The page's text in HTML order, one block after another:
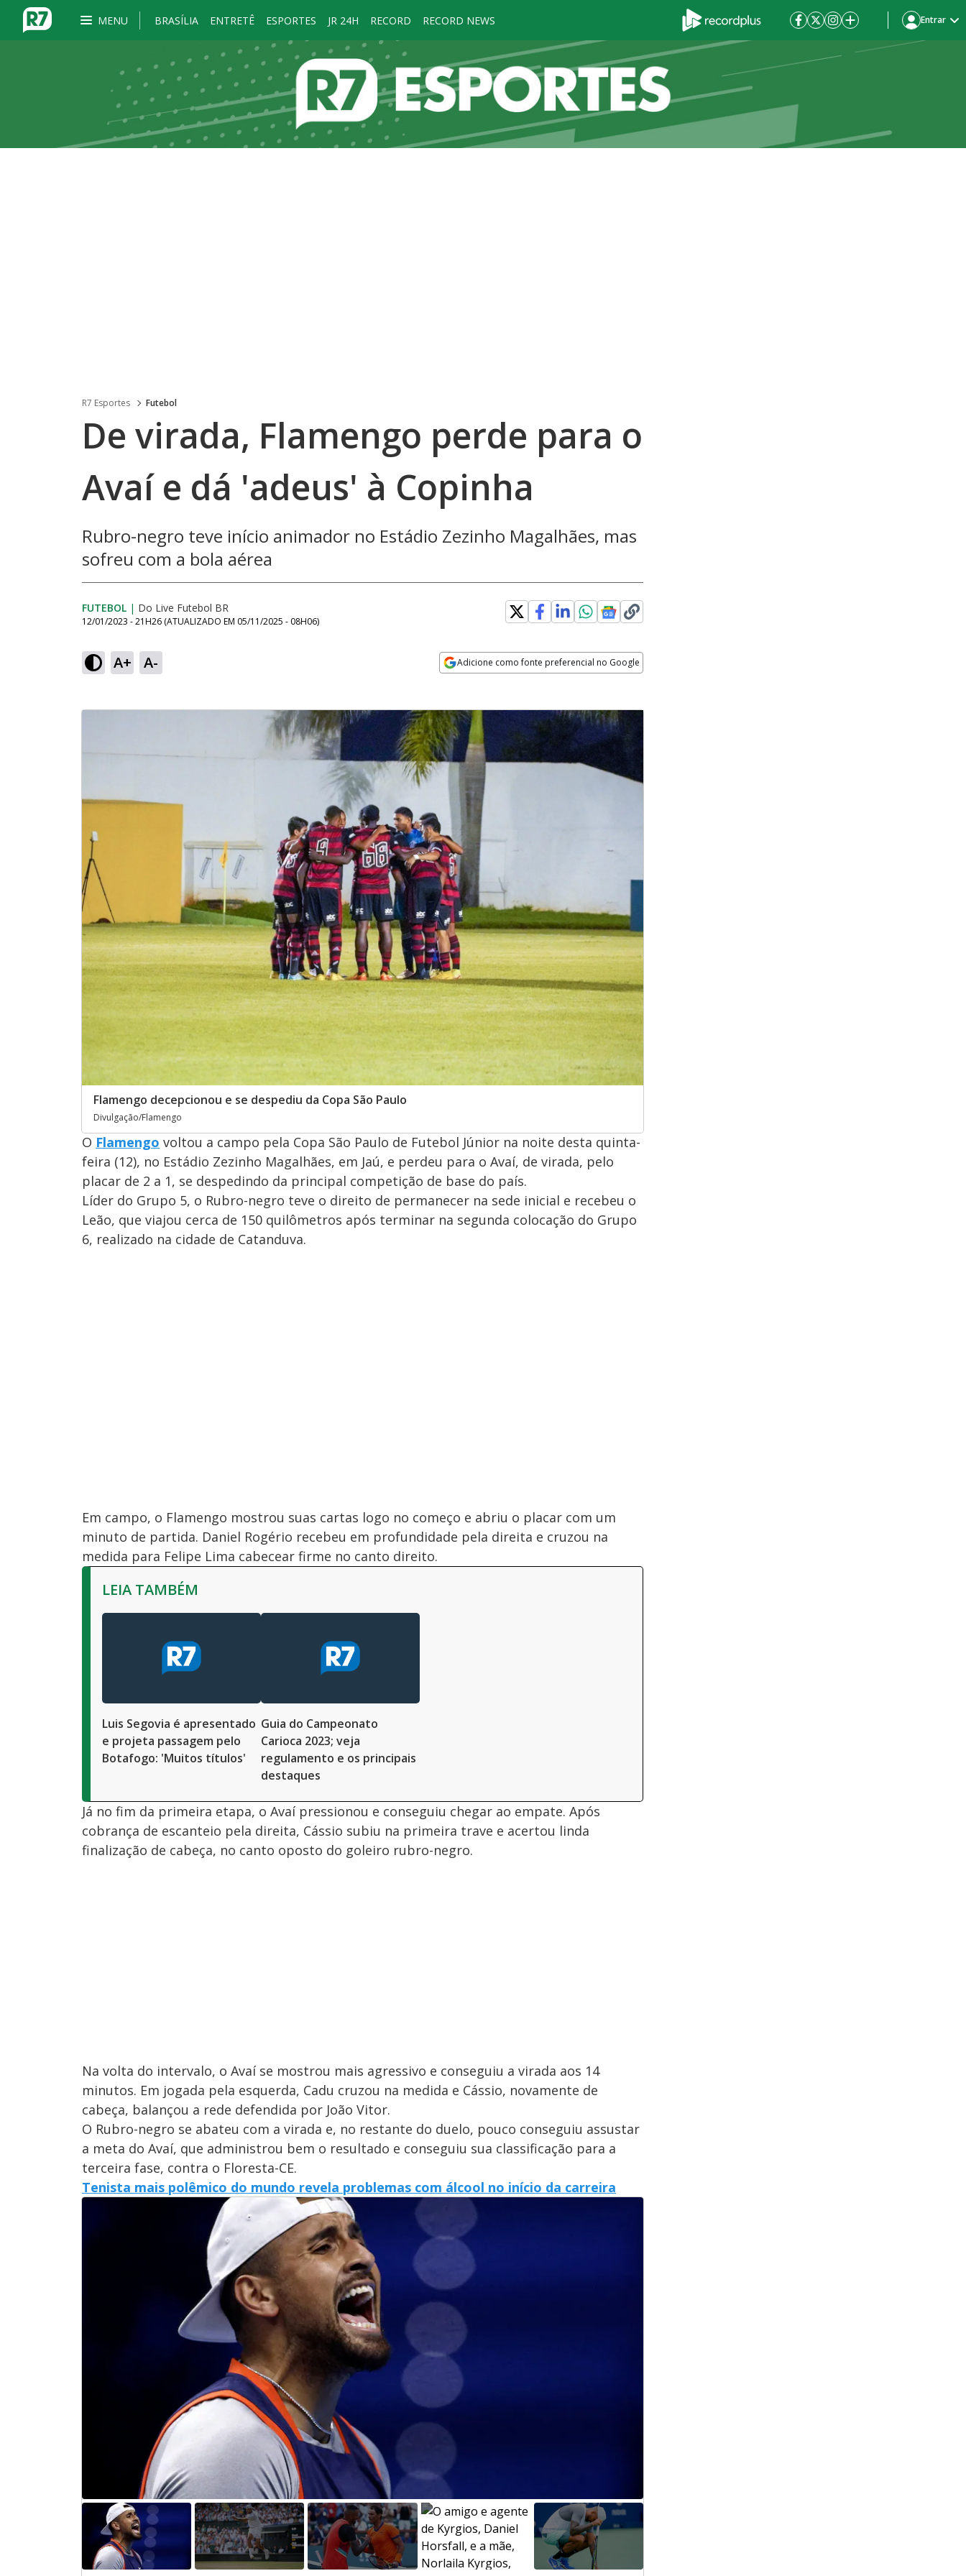
MENU BRASÍLIA ENTRETÊ ESPORTES JR 24H RECORD RECORD NEWS Entrar
R7 Esportes Futebol
De virada, Flamengo perde para o
Avaí e dá 'adeus' à Copinha
Rubro-negro teve início animador no Estádio Zezinho Magalhães, mas
sofreu com a bola aérea
FUTEBOL | Do Live Futebol BR
12/01/2023 - 21H26 (ATUALIZADO EM 05/11/2025 - 08H06)
A+ A- Adicione como fonte preferencial no Google
Flamengo decepcionou e se despediu da Copa São Paulo
Divulgação/Flamengo
O Flamengo voltou a campo pela Copa São Paulo de Futebol Júnior na noite desta quinta-
feira (12), no Estádio Zezinho Magalhães, em Jaú, e perdeu para o Avaí, de virada, pelo
placar de 2 a 1, se despedindo da principal competição de base do país.
Líder do Grupo 5, o Rubro-negro teve o direito de permanecer na sede inicial e recebeu o
Leão, que viajou cerca de 150 quilômetros após terminar na segunda colocação do Grupo
6, realizado na cidade de Catanduva.
Em campo, o Flamengo mostrou suas cartas logo no começo e abriu o placar com um
minuto de partida. Daniel Rogério recebeu em profundidade pela direita e cruzou na
medida para Felipe Lima cabecear firme no canto direito.
LEIA TAMBÉM
Luis Segovia é apresentado
e projeta passagem pelo
Botafogo: 'Muitos títulos'
Guia do Campeonato
Carioca 2023; veja
regulamento e os principais
destaques
Já no fim da primeira etapa, o Avaí pressionou e conseguiu chegar ao empate. Após
cobrança de escanteio pela direita, Cássio subiu na primeira trave e acertou linda
finalização de cabeça, no canto oposto do goleiro rubro-negro.
Na volta do intervalo, o Avaí se mostrou mais agressivo e conseguiu a virada aos 14
minutos. Em jogada pela esquerda, Cadu cruzou na medida e Cássio, novamente de
cabeça, balançou a rede defendida por João Vitor.
O Rubro-negro se abateu com a virada e, no restante do duelo, pouco conseguiu assustar
a meta do Avaí, que administrou bem o resultado e conseguiu sua classificação para a
terceira fase, contra o Floresta-CE.
Tenista mais polêmico do mundo revela problemas com álcool no início da carreira